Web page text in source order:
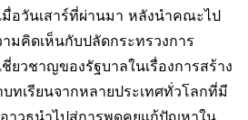
มื่อวันเสาร์ที่ผ่านมา หลังนำคณะไป
มคิดเห็นกับปลัดกระทรวงการ
ยวชาญของรัฐบาลในเรื่องการสร้าง
ทเรียนจากหลายประเทศทั่วโลกที่มี
าวุธนำไปสู่การพูดคุยแก้ปัญหาใน